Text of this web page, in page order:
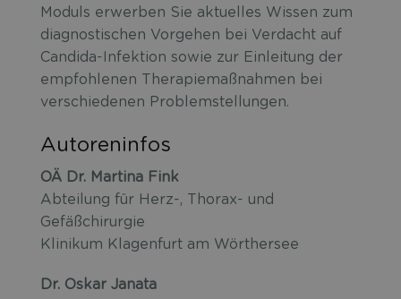
Moduls erwerben Sie aktuelles Wissen zum
diagnostischen Vorgehen bei Verdacht auf
Candida-Infektion sowie zur Einleitung der
empfohlenen Therapiemaßnahmen bei
verschiedenen Problemstellungen.
Autoreninfos
OÄ Dr. Martina Fink
Abteilung für Herz-, Thorax- und
Gefäßchirurgie
Klinikum Klagenfurt am Wörthersee
Dr. Oskar Janata